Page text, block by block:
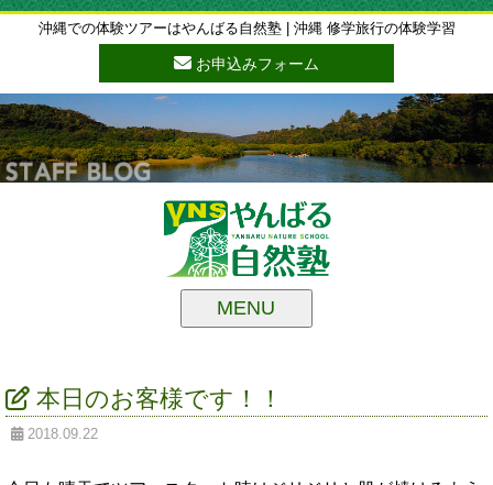
沖縄での体験ツアーはやんばる自然塾 | 沖縄 修学旅行の体験学習
お申込みフォーム
MENU
本日のお客様です！！
2018.09.22